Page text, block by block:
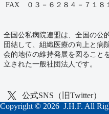
FAX ０３－６２８４－７１８１
全国公私病院連盟は、全国の公
団結して、組織医療の向上と病
会的地位の維持発展を図ること
立された一般社団法人です。
公式SNS（旧Twitter）
Copyright © 2026 J.H.F. All